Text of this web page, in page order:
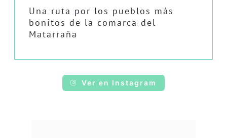
Una ruta por los pueblos más
bonitos de la comarca del
Matarraña
Ver en Instagram